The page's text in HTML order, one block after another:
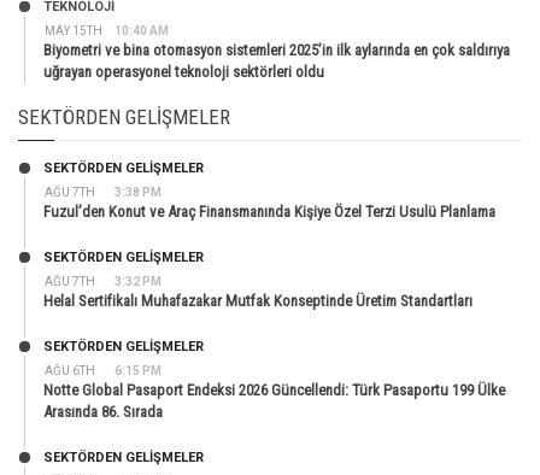
MAY 15TH 10:40 AM
TEKNOLOJİ
Biyometri ve bina otomasyon sistemleri 2025’in ilk aylarında en çok saldırıya
uğrayan operasyonel teknoloji sektörleri oldu
SEKTÖRDEN GELIŞMELER
AĞU 7TH 3:38 PM
SEKTÖRDEN GELIŞMELER
Fuzul’den Konut ve Araç Finansmanında Kişiye Özel Terzi Usulü Planlama
AĞU 7TH 3:32 PM
SEKTÖRDEN GELIŞMELER
Helal Sertifikalı Muhafazakar Mutfak Konseptinde Üretim Standartları
AĞU 6TH 6:15 PM
SEKTÖRDEN GELIŞMELER
Notte Global Pasaport Endeksi 2026 Güncellendi: Türk Pasaportu 199 Ülke
Arasında 86. Sırada
SEKTÖRDEN GELIŞMELER